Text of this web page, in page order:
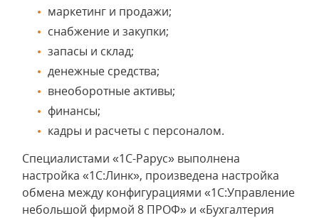
маркетинг и продажи;
снабжение и закупки;
запасы и склад;
денежные средства;
внеоборотные активы;
финансы;
кадры и расчеты с персоналом.
Специалистами «1С-Рарус» выполнена
настройка «1С:Линк», произведена настройка
обмена между конфигурациями «1С:Управление
небольшой фирмой 8 ПРОФ» и «Бухгалтерия